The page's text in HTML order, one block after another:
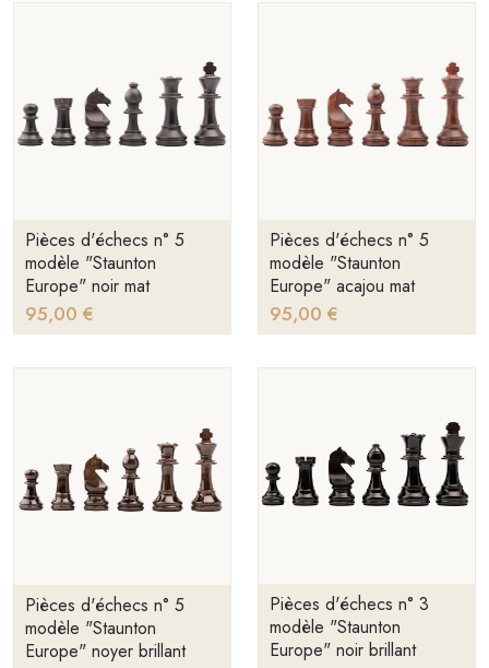
Pièces d'échecs n° 5
modèle "Staunton
Europe" noir mat
95,00 €
Pièces d'échecs n° 5
modèle "Staunton
Europe" acajou mat
95,00 €
Pièces d'échecs n° 5
modèle "Staunton
Europe" noyer brillant
Pièces d'échecs n° 3
modèle "Staunton
Europe" noir brillant